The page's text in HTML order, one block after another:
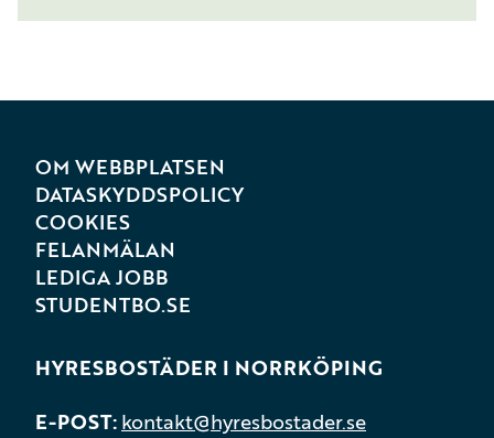
OM WEBBPLATSEN
DATASKYDDSPOLICY
COOKIES
FELANMÄLAN
LEDIGA JOBB
STUDENTBO.SE
HYRESBOSTÄDER I NORRKÖPING
E-POST kontakt@hyresbostader.se